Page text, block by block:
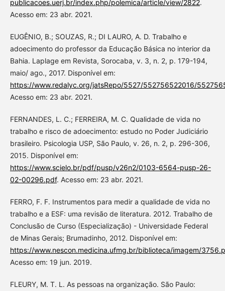
publicacoes.uerj.br/index.php/polemica/article/view/2822.
Acesso em: 23 abr. 2021.
EUGÊNIO, B.; SOUZAS, R.; DI LAURO, A. D. Trabalho e
adoecimento do professor da Educação Básica no interior da
Bahia. Laplage em Revista, Sorocaba, v. 3, n. 2, p. 179-194,
maio/ ago., 2017. Disponível em:
https://www.redalyc.org/jatsRepo/5527/552756522016/
Acesso em: 23 abr. 2021.
FERNANDES, L. C.; FERREIRA, M. C. Qualidade de vida no
trabalho e risco de adoecimento: estudo no Poder Judiciário
brasileiro. Psicologia USP, São Paulo, v. 26, n. 2, p. 296-306,
2015. Disponível em:
https://www.scielo.br/pdf/pusp/v26n2/0103-6564-pusp-26-
02-00296.pdf. Acesso em: 23 abr. 2021.
FERRO, F. F. Instrumentos para medir a qualidade de vida no
trabalho e a ESF: uma revisão de literatura. 2012. Trabalho de
Conclusão de Curso (Especialização) - Universidade Federal
de Minas Gerais; Brumadinho, 2012. Disponível em:
https://www.nescon.medicina.ufmg.br/biblioteca/imagem/
Acesso em: 19 jun. 2019.
FLEURY, M. T. L. As pessoas na organização. São Paulo: